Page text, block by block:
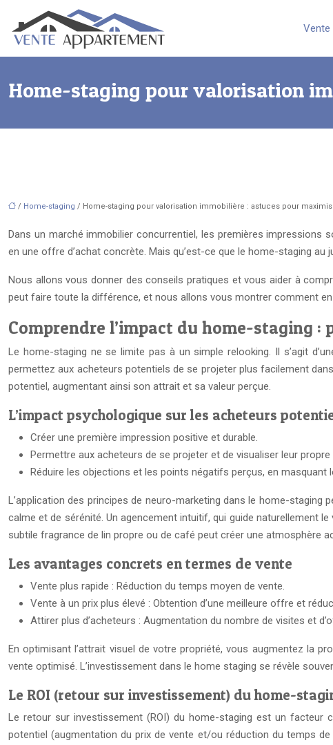
Vente
Home-staging pour valorisation
/ Home-staging / Home-staging pour valorisation immobilière : astuces pour
Dans un marché immobilier concurrentiel, les premières
en une offre d’achat concrète. Mais qu’est-ce que le home-staging
Nous allons vous donner des conseils pratiques et vous aider à
peut faire toute la différence, et nous allons vous montrer comment
Comprendre l’impact du home-staging
Le home-staging ne se limite pas à un simple relooking. Il s’agit
permettez aux acheteurs potentiels de se projeter plus facilement
potentiel, augmentant ainsi son attrait et sa valeur perçue.
L’impact psychologique sur les acheteurs
Créer une première impression positive et durable.
Permettre aux acheteurs de se projeter et de visualiser leur propre
Réduire les objections et les points négatifs perçus, en
L’application des principes de neuro-marketing dans le home-
calme et de sérénité. Un agencement intuitif, qui guide naturellement
subtile fragrance de lin propre ou de café peut créer une atmosphère
Les avantages concrets en termes de vente
Vente plus rapide : Réduction du temps moyen de vente.
Vente à un prix plus élevé : Obtention d’une meilleure offre et
Attirer plus d’acheteurs : Augmentation du nombre de visites et
En optimisant l’attrait visuel de votre propriété, vous augmentez la
vente optimisé. L’investissement dans le home staging se révèle
Le ROI (retour sur investissement) du home-
Le retour sur investissement (ROI) du home-staging est un
potentiel (augmentation du prix de vente et/ou réduction du temps